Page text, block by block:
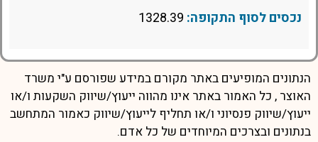
נכסים לסוף התקופה:
הנתונים המופיעים באתר מקורם במידע שפורסם ע"י משרד
האוצר , כל האמור באתר אינו מהווה ייעוץ/שיווק השקעות ו/או
ייעוץ/שיווק פנסיוני ו/או תחליף לייעוץ/שיווק כאמור המתחשב
בנתונים ובצרכים המיוחדים של כל אדם.